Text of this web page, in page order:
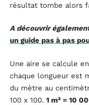
résultat tombe alors
A découvrir
un guide pas à pas
Une aire se calcule
chaque longueur est
du mètre au
100 x 100. 1 m² = 10